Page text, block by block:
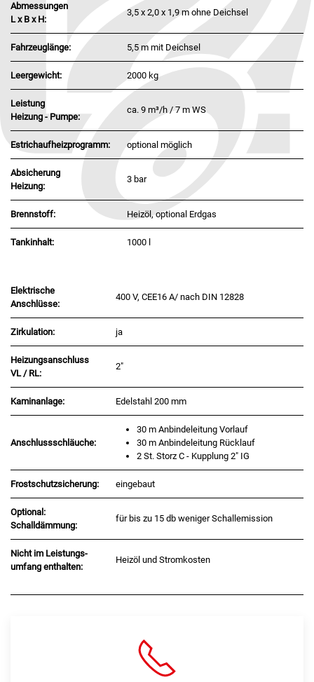
Abmessungen
L x B x H:
3,5 x 2,0 x 1,9 m ohne Deichsel
Fahrzeuglänge: 5,5 m mit Deichsel
Leergewicht: 2000 kg
Leistung
Heizung - Pumpe:
ca. 9 m³/h / 7 m WS
Estrichaufheizprogramm: optional möglich
Absicherung
Heizung:
3 bar
Brennstoff: Heizöl, optional Erdgas
Tankinhalt: 1000 l
Elektrische
Anschlüsse:
400 V, CEE16 A/ nach DIN 12828
Zirkulation: ja
Heizungsanschluss
VL / RL:
2"
Kaminanlage: Edelstahl 200 mm
Anschlussschläuche:
30 m Anbindeleitung Vorlauf
30 m Anbindeleitung Rücklauf
2 St. Storz C - Kupplung 2" IG
Frostschutzsicherung: eingebaut
Optional:
Schalldämmung:
für bis zu 15 db weniger Schallemission
Nicht im Leistungs-
umfang enthalten:
Heizöl und Stromkosten